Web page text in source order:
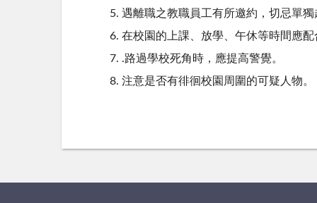
遇離職之教職員工有所邀約，切忌單獨
在校園的上課、放學、午休等時間應
.路過學校死角時，應提高警覺。
注意是否有徘徊校園周圍的可疑人物。